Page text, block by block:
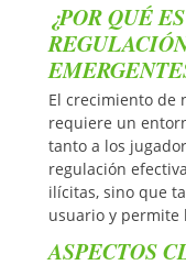
¿POR QUÉ
El crecimiento de
requiere un
tanto a los
regulación
ilícitas, sino que
usuario y permite
ASPECTOS